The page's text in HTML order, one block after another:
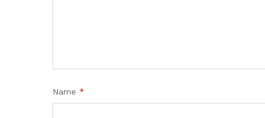
Name *